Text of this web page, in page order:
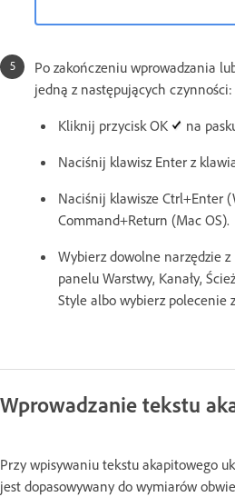
Po zakończeniu wprowadzania
jedną z następujących czynności:
Kliknij przycisk OK
na
Naciśnij klawisz Enter z
Naciśnij klawisze Ctrl+Enter
Command+Return (Mac OS).
Wybierz dowolne narzędzie
panelu Warstwy, Kanały,
Style albo wybierz polecenie
Wprowadzanie tekstu
Przy wpisywaniu tekstu akapitowego
jest dopasowywany do wymiarów